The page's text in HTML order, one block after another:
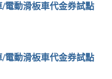
動滑板車代金券試點
動滑板車代金券試點